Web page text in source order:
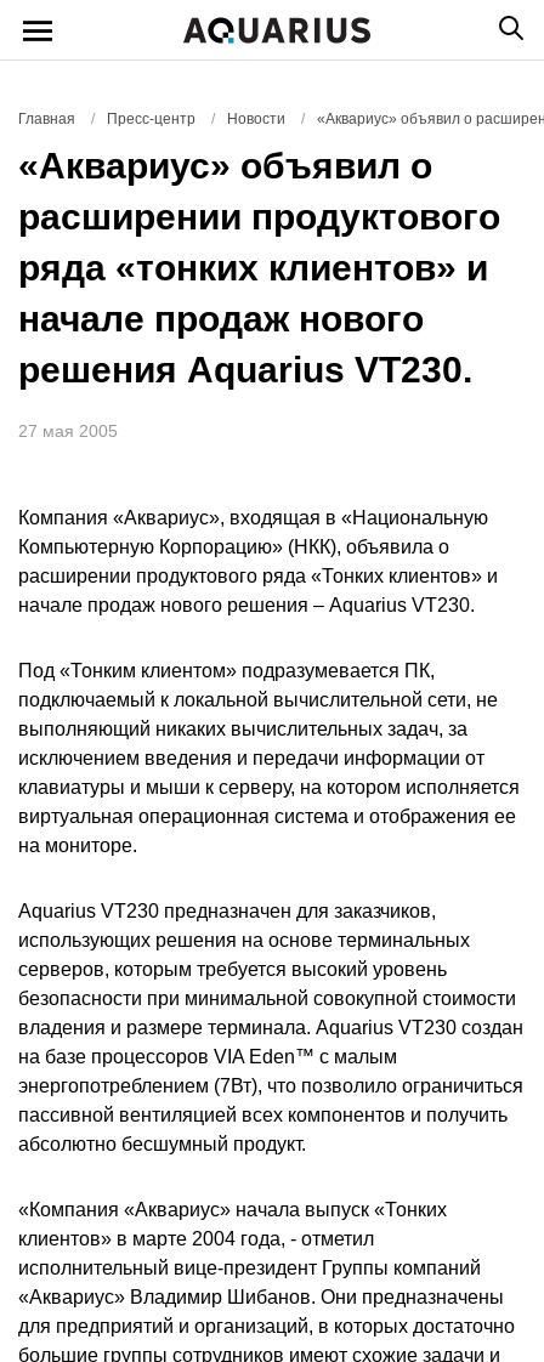
Главная / Пресс-центр / Новости / «Аквариус» объявил о
«Аквариус» объявил о
расширении продуктового
ряда «тонких клиентов» и
начале продаж нового
решения Aquarius VT230.
27 мая 2005
Компания «Аквариус», входящая в «Национальную
Компьютерную Корпорацию» (НКК), объявила о
расширении продуктового ряда «Тонких клиентов» и
начале продаж нового решения – Aquarius VT230.
Под «Тонким клиентом» подразумевается ПК,
подключаемый к локальной вычислительной сети, не
выполняющий никаких вычислительных задач, за
исключением введения и передачи информации от
клавиатуры и мыши к серверу, на котором исполняется
виртуальная операционная система и отображения ее
на мониторе.
Aquarius VT230 предназначен для заказчиков,
использующих решения на основе терминальных
серверов, которым требуется высокий уровень
безопасности при минимальной совокупной стоимости
владения и размере терминала. Aquarius VT230 создан
на базе процессоров VIA Eden™ с малым
энергопотреблением (7Вт), что позволило ограничиться
пассивной вентиляцией всех компонентов и получить
абсолютно бесшумный продукт.
«Компания «Аквариус» начала выпуск «Тонких
клиентов» в марте 2004 года, - отметил
исполнительный вице-президент Группы компаний
«Аквариус» Владимир Шибанов. Они предназначены
для предприятий и организаций, в которых достаточно
большие группы сотрудников имеют схожие задачи и